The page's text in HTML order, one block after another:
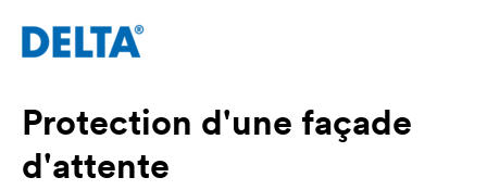
Protection d'une façade
d'attente